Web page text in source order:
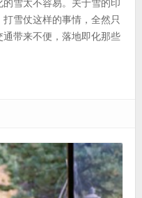
雪太不容易。关于雪的印
雪仗这样的事情，全然只
带来不便，落地即化那些